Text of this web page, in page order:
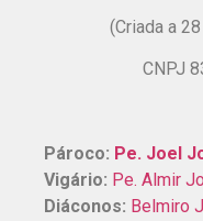
(Criada a
CNPJ
Pároco: Pe. Joel
Vigário: Pe. Almir
Diáconos: Belmiro